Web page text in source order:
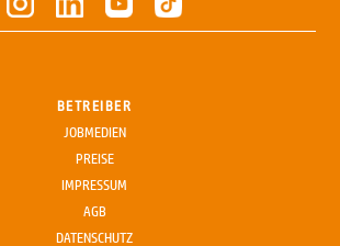
BETREIBER
JOBMEDIEN
PREISE
IMPRESSUM
AGB
DATENSCHUTZ